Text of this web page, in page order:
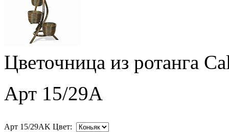
Цветочница из ротанга
Арт 15/29A
Арт 15/29AK Цвет: